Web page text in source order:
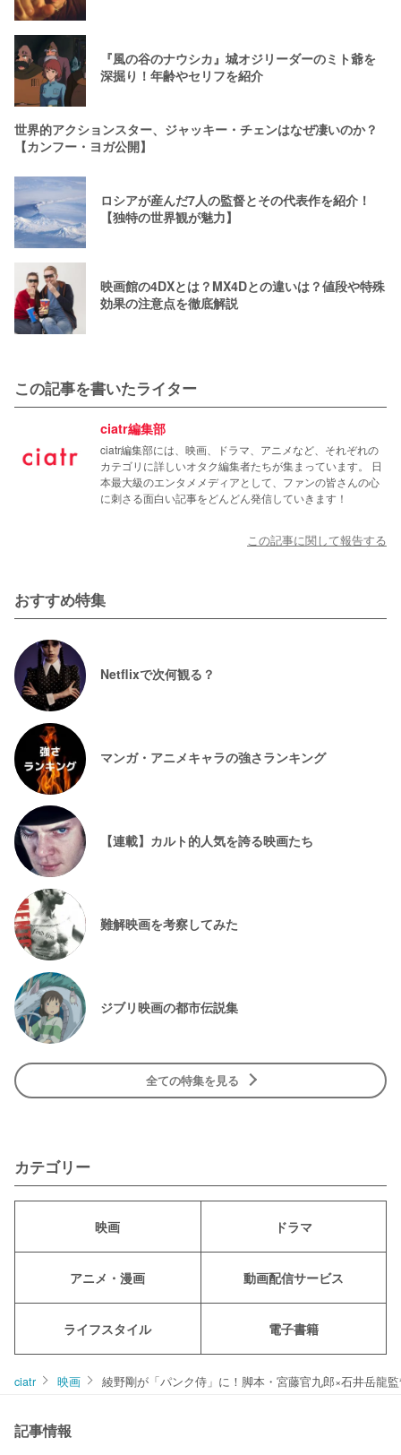
『風の谷のナウシカ』城オジリーダーのミト爺を
深掘り！年齢やセリフを紹介
世界的アクションスター、ジャッキー・チェンはなぜ凄いのか？
【カンフー・ヨガ公開】
ロシアが産んだ7人の監督とその代表作を紹介！
【独特の世界観が魅力】
映画館の4DXとは？MX4Dとの違いは？値段や特殊
効果の注意点を徹底解説
この記事を書いたライター
ciatr編集部
ciatr編集部には、映画、ドラマ、アニメなど、それぞれの
カテゴリに詳しいオタク編集者たちが集まっています。 日
本最大級のエンタメメディアとして、ファンの皆さんの心
に刺さる面白い記事をどんどん発信していきます！
この記事に関して報告する
おすすめ特集
Netflixで次何観る？
マンガ・アニメキャラの強さランキング
【連載】カルト的人気を誇る映画たち
難解映画を考察してみた
ジブリ映画の都市伝説集
全ての特集を見る
カテゴリー
映画 ドラマ
アニメ・漫画 動画配信サービス
ライフスタイル 電子書籍
ciatr 映画 綾野剛が「パンク侍」に！脚本・宮藤官九郎×石井岳龍
記事情報